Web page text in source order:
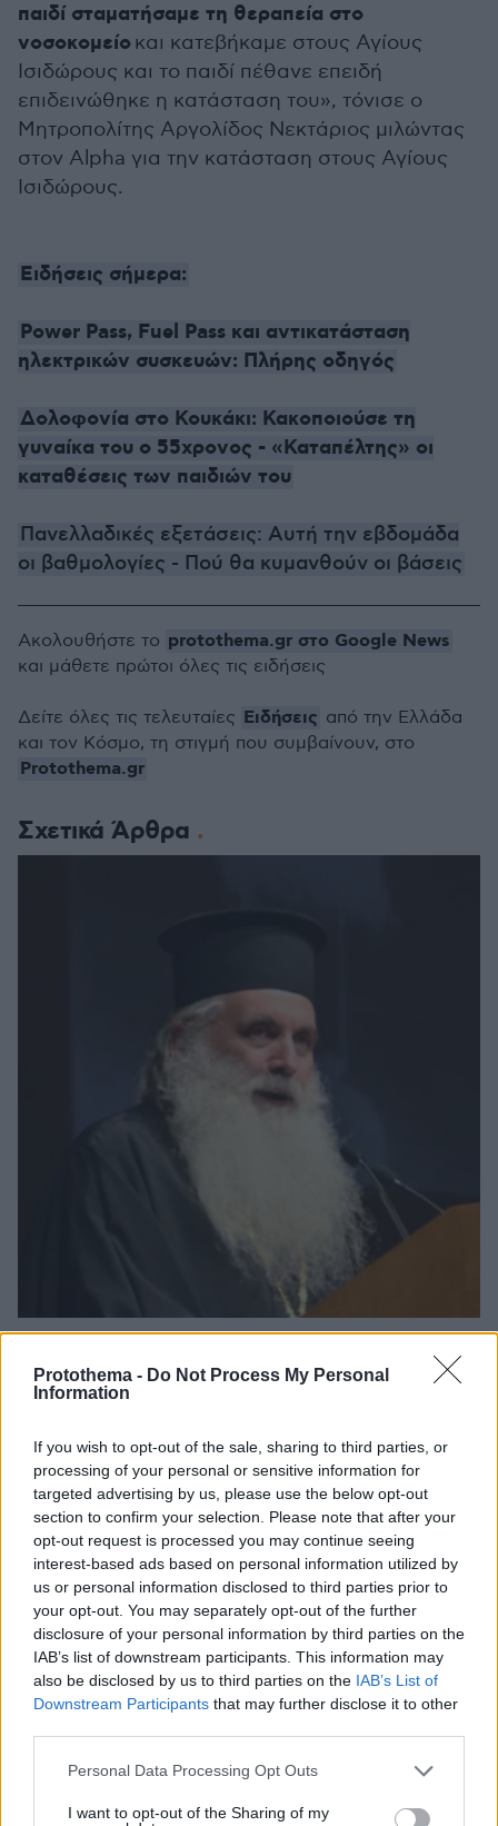
Protothema - Do Not Process My Personal
Information
If you wish to opt-out of the sale, sharing to third parties, or
processing of your personal or sensitive information for
targeted advertising by us, please use the below opt-out
section to confirm your selection. Please note that after your
opt-out request is processed you may continue seeing
interest-based ads based on personal information utilized by
us or personal information disclosed to third parties prior to
your opt-out. You may separately opt-out of the further
disclosure of your personal information by third parties on the
IAB’s list of downstream participants. This information may
also be disclosed by us to third parties on the IAB’s List of
Downstream Participants that may further disclose it to other
Please note that this website/app uses one or more Google
not limited to your visit or usage behaviour. You may click to
Personal Data Processing Opt Outs
I want to opt-out of the Sharing of my
παιδί σταματήσαμε τη θεραπεία στο
νοσοκομείοκαι κατεβήκαμε στους Αγίους
Ισιδώρους και το παιδί πέθανε επειδή
επιδεινώθηκε η κατάσταση του», τόνισε ο
Μητροπολίτης Αργολίδος Νεκτάριος μιλώντας
στον Alpha για την κατάσταση στους Αγίους
Ισιδώρους.
Ειδήσεις σήμερα:
Power Pass, Fuel Pass και αντικατάσταση
ηλεκτρικών συσκευών: Πλήρης οδηγός
Δολοφονία στο Κουκάκι: Κακοποιούσε τη
γυναίκα του ο 55χρονος - «Καταπέλτης» οι
καταθέσεις των παιδιών του
Πανελλαδικές εξετάσεις: Αυτή την εβδομάδα
οι βαθμολογίες - Πού θα κυμανθούν οι βάσεις
Σχετικά Άρθρα
«Γονείς μου είπαν ότι τους άκουσαν και πέθανε το παιδί
τους», λέει ο Μητροπολίτης Αργολίδος για τα
ψευδοθαύματα στους Αγ. Ισιδώρους
25.06.2022, 11:04
Ακολουθήστε το protothema.gr στο Google News
και μάθετε πρώτοι όλες τις ειδήσεις
Δείτε όλες τις τελευταίες Ειδήσεις από την Ελλάδα
και τον Κόσμο, τη στιγμή που συμβαίνουν, στο
Protothema.gr